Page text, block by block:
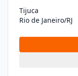
Tijuca
Rio de Janeiro/RJ